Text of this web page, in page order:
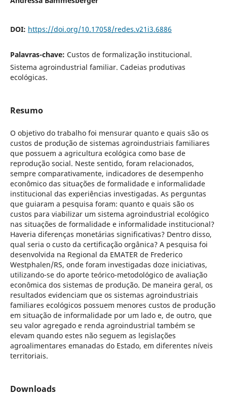
DOI: https://doi.org/10.17058/redes.v21i3.6886
Palavras-chave: Custos de formalização institucional.
Sistema agroindustrial familiar. Cadeias produtivas
ecológicas.
Resumo
O objetivo do trabalho foi mensurar quanto e quais são os
custos de produção de sistemas agroindustriais familiares
que possuem a agricultura ecológica como base de
reprodução social. Neste sentido, foram relacionados,
sempre comparativamente, indicadores de desempenho
econômico das situações de formalidade e informalidade
institucional das experiências investigadas. As perguntas
que guiaram a pesquisa foram: quanto e quais são os
custos para viabilizar um sistema agroindustrial ecológico
nas situações de formalidade e informalidade institucional?
Haveria diferenças monetárias significativas? Dentro disso,
qual seria o custo da certificação orgânica? A pesquisa foi
desenvolvida na Regional da EMATER de Frederico
Westphalen/RS, onde foram investigadas doze iniciativas,
utilizando-se do aporte teórico-metodológico de avaliação
econômica dos sistemas de produção. De maneira geral, os
resultados evidenciam que os sistemas agroindustriais
familiares ecológicos possuem menores custos de produção
em situação de informalidade por um lado e, de outro, que
seu valor agregado e renda agroindustrial também se
elevam quando estes não seguem as legislações
agroalimentares emanadas do Estado, em diferentes níveis
territoriais.
Downloads